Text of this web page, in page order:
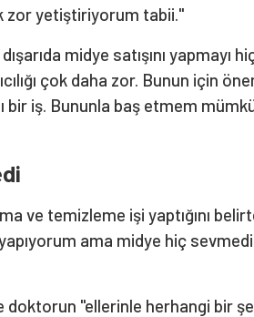
zor yetiştiriyorum tabii."
midye satışını yapmayı
çok daha zor. Bunun için
bir iş. Bununla baş etmem
ve temizleme işi yaptığını
ama midye hiç
doktorun "ellerinle herhangi bir